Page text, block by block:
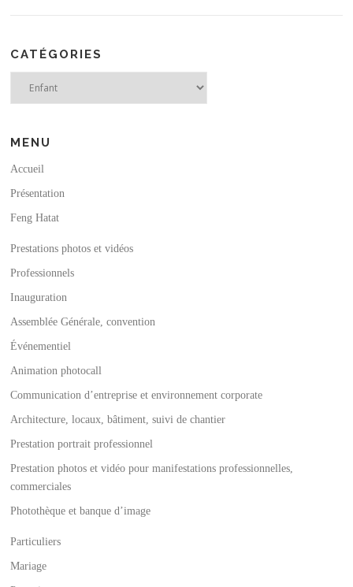
CATÉGORIES
MENU
Accueil
Présentation
Feng Hatat
Prestations photos et vidéos
Professionnels
Inauguration
Assemblée Générale, convention
Événementiel
Animation photocall
Communication d’entreprise et environnement corporate
Architecture, locaux, bâtiment, suivi de chantier
Prestation portrait professionnel
Prestation photos et vidéo pour manifestations professionnelles,
commerciales
Photothèque et banque d’image
Particuliers
Mariage